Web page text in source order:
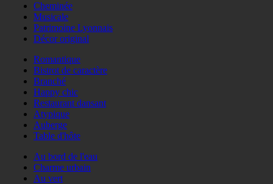
Cheminée
Musicale
Patrimoine Lyonnais
Décor original
Romantique
Bistrot de caractère
Branché
Happy chic
Restaurant dansant
Atypique
Auberge
Table d'hôte
Au bord de l'eau
Charme urbain
Au vert